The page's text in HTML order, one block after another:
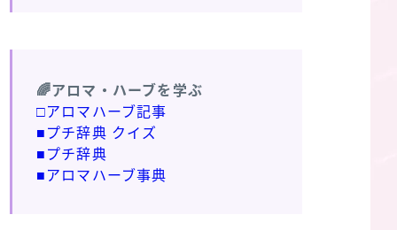
🌈アロマ・ハーブを学ぶ
□アロマハーブ記事
■プチ辞典 クイズ
■プチ辞典
■アロマハーブ事典